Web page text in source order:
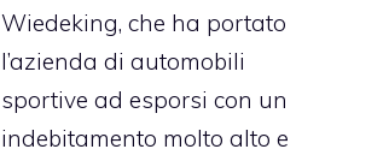
Wiedeking, che ha portato
l’azienda di automobili
sportive ad esporsi con un
indebitamento molto alto e